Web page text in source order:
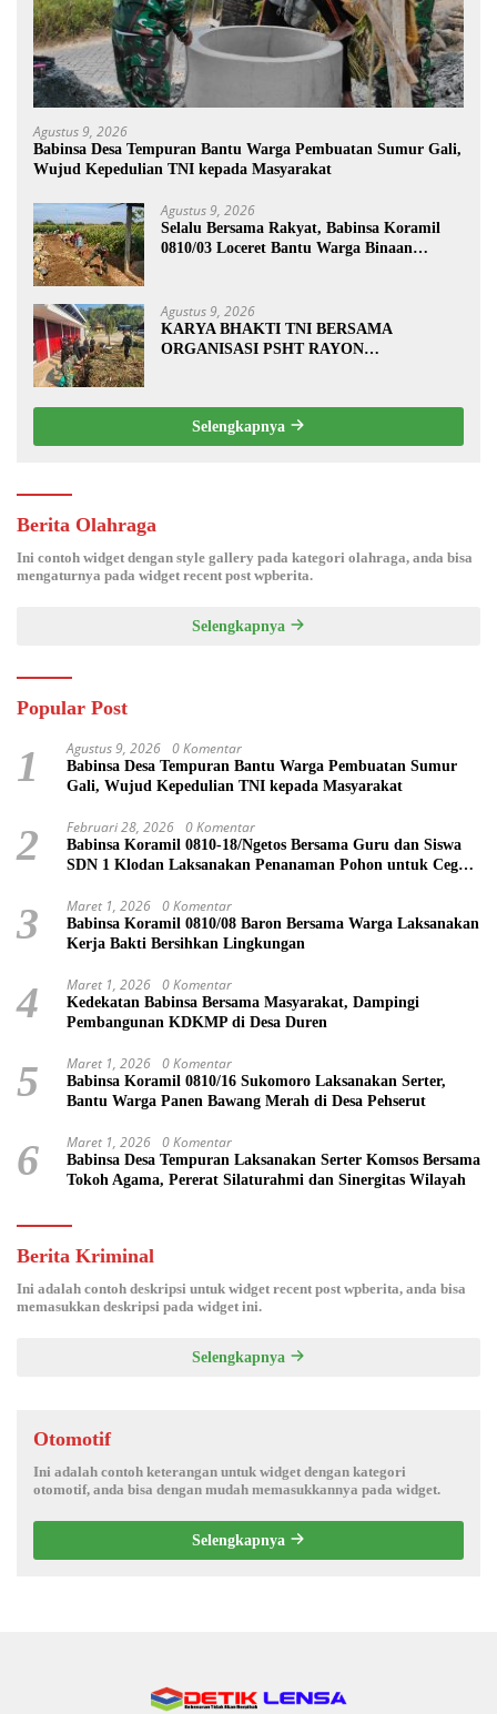
Agustus 9, 2026
Babinsa Desa Tempuran Bantu Warga Pembuatan Sumur Gali,
Wujud Kepedulian TNI kepada Masyarakat
Agustus 9, 2026
Selalu Bersama Rakyat, Babinsa Koramil
0810/03 Loceret Bantu Warga Binaan
Agustus 9, 2026
KARYA BHAKTI TNI BERSAMA
ORGANISASI PSHT RAYON
KEMANUNGGALAN TNI-RAKYAT
Selengkapnya
Berita Olahraga
Ini contoh widget dengan style gallery pada kategori olahraga, anda bisa
mengaturnya pada widget recent post wpberita.
Selengkapnya
Popular Post
1 Agustus 9, 2026 0 Komentar
Babinsa Desa Tempuran Bantu Warga Pembuatan Sumur
Gali, Wujud Kepedulian TNI kepada Masyarakat
2 Februari 28, 2026 0 Komentar
Babinsa Koramil 0810-18/Ngetos Bersama Guru dan Siswa
SDN 1 Klodan Laksanakan Penanaman Pohon untuk Cegah
3 Maret 1, 2026 0 Komentar
Babinsa Koramil 0810/08 Baron Bersama Warga Laksanakan
Kerja Bakti Bersihkan Lingkungan
4 Maret 1, 2026 0 Komentar
Kedekatan Babinsa Bersama Masyarakat, Dampingi
Pembangunan KDKMP di Desa Duren
5 Maret 1, 2026 0 Komentar
Babinsa Koramil 0810/16 Sukomoro Laksanakan Serter,
Bantu Warga Panen Bawang Merah di Desa Pehserut
6 Maret 1, 2026 0 Komentar
Babinsa Desa Tempuran Laksanakan Serter Komsos Bersama
Tokoh Agama, Pererat Silaturahmi dan Sinergitas Wilayah
Berita Kriminal
Ini adalah contoh deskripsi untuk widget recent post wpberita, anda bisa
memasukkan deskripsi pada widget ini.
Selengkapnya
Otomotif
Ini adalah contoh keterangan untuk widget dengan kategori
otomotif, anda bisa dengan mudah memasukkannya pada widget.
Selengkapnya